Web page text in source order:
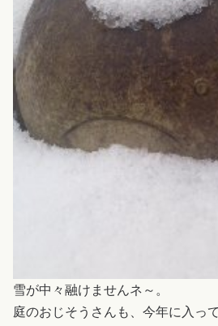
雪が中々融けませんネ～。
庭のおじそうさんも、今年に入っ